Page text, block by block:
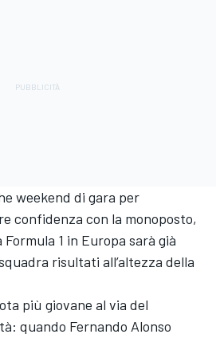
weekend di gara per
confidenza con la monoposto,
1 in Europa sarà già
risultati all’altezza della
più giovane al via del
quando Fernando Alonso